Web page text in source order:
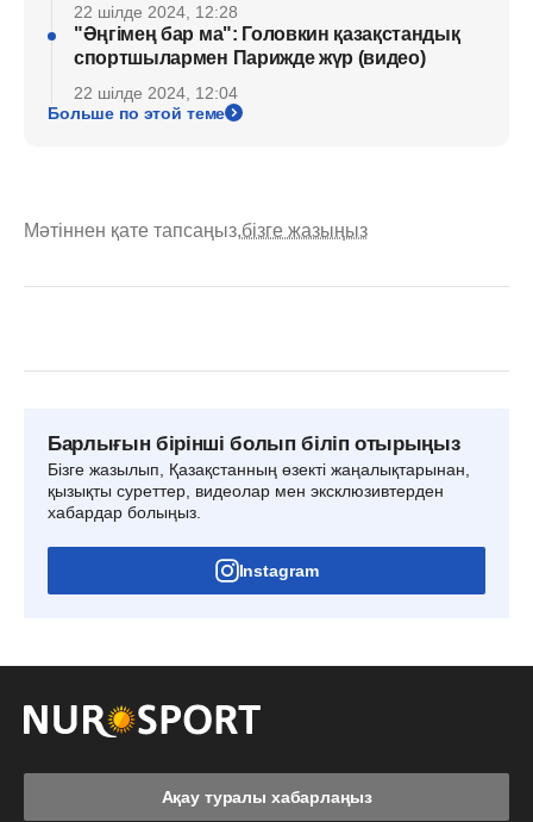
22 шілде 2024, 12:28
"Әңгімең бар ма": Головкин қазақстандық
спортшылармен Парижде жүр (видео)
22 шілде 2024, 12:04
Больше по этой теме
Мәтіннен қате тапсаңыз,бізге жазыңыз
Барлығын бірінші болып біліп отырыңыз
Бізге жазылып, Қазақстанның өзекті жаңалықтарынан,
қызықты суреттер, видеолар мен эксклюзивтерден
хабардар болыңыз.
Instagram
Ақау туралы хабарлаңыз